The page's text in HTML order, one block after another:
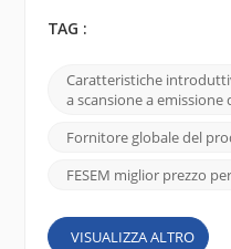
visualizzare e
importanza è il
a emissione di campo
si distingue per le sue
e la su...
TAG :
Caratteristiche
a scansione a emissione
Fornitore globale del
FESEM miglior prezzo
VISUALIZZA ALTRO